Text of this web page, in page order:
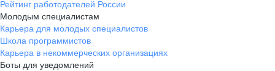
Рейтинг работодателей России
Молодым специалистам
Карьера для молодых специалистов
Школа программистов
Карьера в некоммерческих организациях
Боты для уведомлений